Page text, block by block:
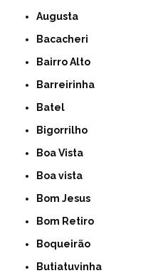
Augusta
Bacacheri
Bairro Alto
Barreirinha
Batel
Bigorrilho
Boa Vista
Boa vista
Bom Jesus
Bom Retiro
Boqueirão
Butiatuvinha